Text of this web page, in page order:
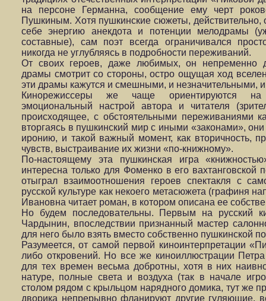
на персоне Германна, сообщение ему черт
Пушкиным. Хотя пушкинские сюжеты, действительно,
себе энергию анекдота и потенции мелодрамы
составные), сам поэт всегда ограничивался
никогда не углубляясь в подробности переживаний.
От своих героев, даже любимых, он непременно
драмы смотрит со стороны, остро ощущая ход
эти драмы кажутся и смешными, и незначительными,
Кинорежиссеры же чаще ориентируются на
эмоциональный настрой автора и читателя
происходящее, с обстоятельными переживаниями
вторгаясь в пушкинский мир с иными «законами»,
иронию, и такой важный момент, как вторичность,
чувств, выстраивание их жизни «по-книжному».
По-настоящему эта пушкинская игра
интересна только для Фоменко в его вахтанговской
отыграл взаимоотношения героев спектакля с
русской культуре как некоего метасюжета (графиня
Ивановна читает роман, в котором описана ее
Но будем последовательны. Первым на русский
Чардынин, впоследствии признанный мастер
для него было взять вместо собственно пушкинской
Разумеется, от самой первой киноинтерпретации
либо откровений. Но все же киноиллюстрации
для тех времен весьма добротны, хотя в них
натуре, полные света и воздуха (так в начале
столом рядом с крыльцом нарядного домика, тут же
дворика непрерывно фланируют другие гуляющие,